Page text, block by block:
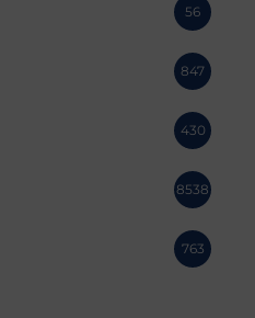
56
847
430
8538
763